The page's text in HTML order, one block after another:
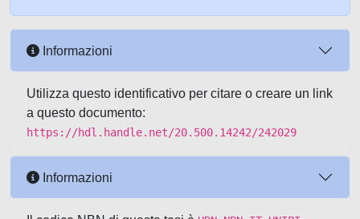
Informazioni
Utilizza questo identificativo per citare o creare un link
a questo documento:
https://hdl.handle.net/20.500.14242/242029
Informazioni